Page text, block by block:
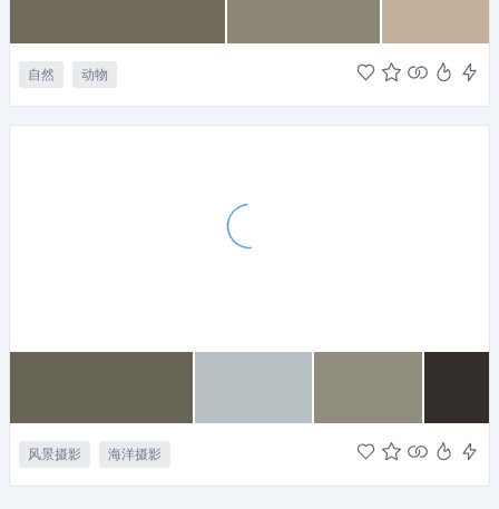
自然 动物
风景摄影 海洋摄影